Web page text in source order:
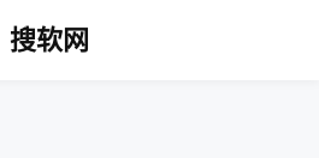
搜软网